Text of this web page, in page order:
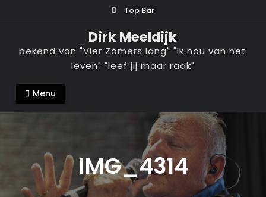
naar
inhoud
Top Bar
Dirk Meeldijk
bekend van "Vier Zomers lang" "Ik hou van het
leven" "leef jij maar raak"
Menu
IMG_4314